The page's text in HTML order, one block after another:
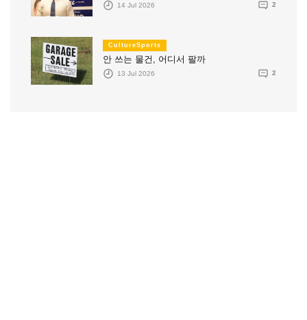
14 Jul 2026 2
CultureSports
안 쓰는 물건, 어디서 팔까
13 Jul 2026 2